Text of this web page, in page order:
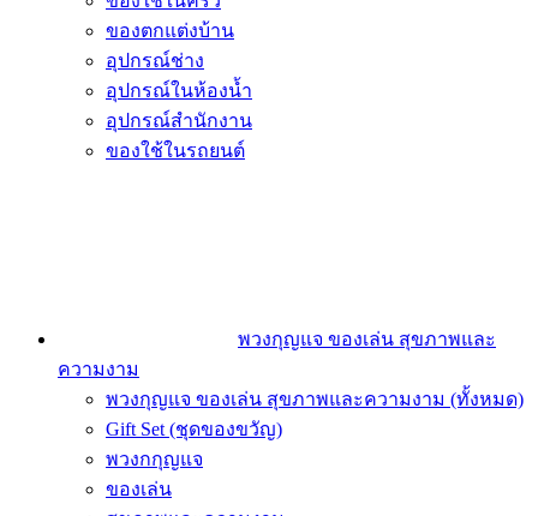
ของตกแต่งบ้าน
อุปกรณ์ช่าง
อุปกรณ์ในห้องน้ำ
อุปกรณ์สำนักงาน
ของใช้ในรถยนต์
พวงกุญแจ ของเล่น สุขภาพและ
ความงาม
พวงกุญแจ ของเล่น สุขภาพและความงาม (ทั้งหมด)
Gift Set (ชุดของขวัญ)
พวงกกุญแจ
ของเล่น